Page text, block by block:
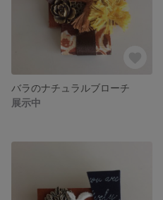
バラのナチュラルブローチ
展示中